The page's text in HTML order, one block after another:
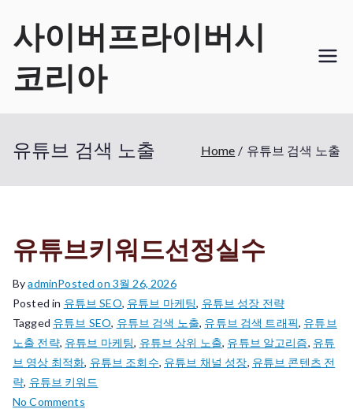
content
사이버프라이버시
코리아
유튜브 검색 노출 Home 유튜브 검색 노출
유튜브키워드선정실수
ByadminPosted on 3월 26, 2026
Posted in 유튜브 SEO, 유튜브 마케팅, 유튜브 성장 전략
Tagged 유튜브 SEO, 유튜브 검색 노출, 유튜브 검색 트래픽, 유튜브
노출 전략, 유튜브 마케팅, 유튜브 상위 노출, 유튜브 알고리즘, 유튜
브 영상 최적화, 유튜브 조회수, 유튜브 채널 성장, 유튜브 콘텐츠 전
략, 유튜브 키워드
No Commentson